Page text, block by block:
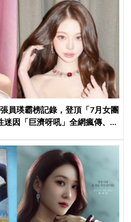
員瑛霸榜記錄，登頂「7月女團
因「巨濟呀吼」全網瘋傳、逆